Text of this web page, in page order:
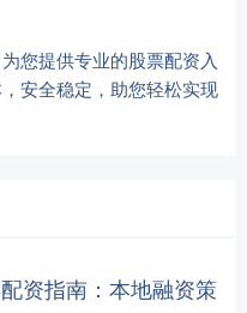
您提供专业的股票配资入
安全稳定，助您轻松实现
资指南：本地融资策